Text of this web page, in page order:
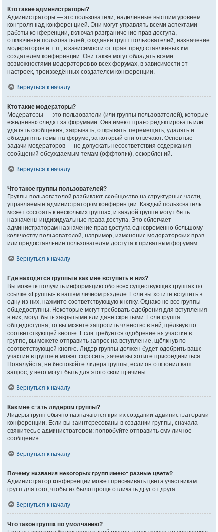
Кто такие администраторы?
Администраторы — это пользователи, наделённые высшим уровнем
контроля над конференцией. Они могут управлять всеми аспектами
работы конференции, включая разграничение прав доступа,
отключение пользователей, создание групп пользователей, назначение
модераторов и т. п., в зависимости от прав, предоставленных им
создателем конференции. Они также могут обладать всеми
возможностями модераторов во всех форумах, в зависимости от
настроек, произведённых создателем конференции.
Вернуться к началу
Кто такие модераторы?
Модераторы — это пользователи (или группы пользователей), которые
ежедневно следят за форумами. Они имеют право редактировать или
удалять сообщения, закрывать, открывать, перемещать, удалять и
объединять темы на форуме, за который они отвечают. Основные
задачи модераторов — не допускать несоответствия содержания
сообщений обсуждаемым темам (оффтопик), оскорблений.
Вернуться к началу
Что такое группы пользователей?
Группы пользователей разбивают сообщество на структурные части,
управляемые администратором конференции. Каждый пользователь
может состоять в нескольких группах, и каждой группе могут быть
назначены индивидуальные права доступа. Это облегчает
администраторам назначение прав доступа одновременно большому
количеству пользователей, например, изменение модераторских прав
или предоставление пользователям доступа к приватным форумам.
Вернуться к началу
Где находятся группы и как мне вступить в них?
Вы можете получить информацию обо всех существующих группах по
ссылке «Группы» в вашем личном разделе. Если вы хотите вступить в
одну из них, нажмите соответствующую кнопку. Однако не все группы
общедоступны. Некоторые могут требовать одобрения для вступления
в них, могут быть закрытыми или даже скрытыми. Если группа
общедоступна, то вы можете запросить членство в ней, щёлкнув по
соответствующей кнопке. Если требуется одобрение на участие в
группе, вы можете отправить запрос на вступление, щёлкнув по
соответствующей кнопке. Лидер группы должен будет одобрить ваше
участие в группе и может спросить, зачем вы хотите присоединиться.
Пожалуйста, не беспокойте лидера группы, если он отклонил ваш
запрос; у него могут быть для этого свои причины.
Вернуться к началу
Как мне стать лидером группы?
Лидеры групп обычно назначаются при их создании администраторами
конференции. Если вы заинтересованы в создании группы, сначала
свяжитесь с администратором; попробуйте отправить ему личное
сообщение.
Вернуться к началу
Почему названия некоторых групп имеют разные цвета?
Администратор конференции может присваивать цвета участникам
групп для того, чтобы их было проще отличать друг от друга.
Вернуться к началу
Что такое группа по умолчанию?